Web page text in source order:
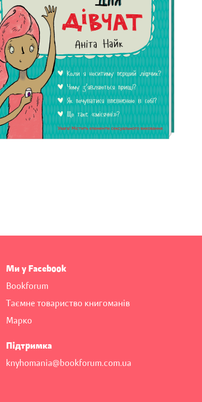
Ми у Facebook
Bookforum
Таємне товариство книгоманів
Марко
Підтримка
knyhomania@bookforum.com.ua